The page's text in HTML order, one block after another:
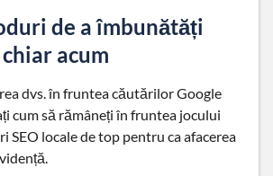
de a îmbunătăți
acum
dvs. în fruntea căutărilor Google
cum să rămâneți în fruntea jocului
SEO locale de top pentru ca afacerea